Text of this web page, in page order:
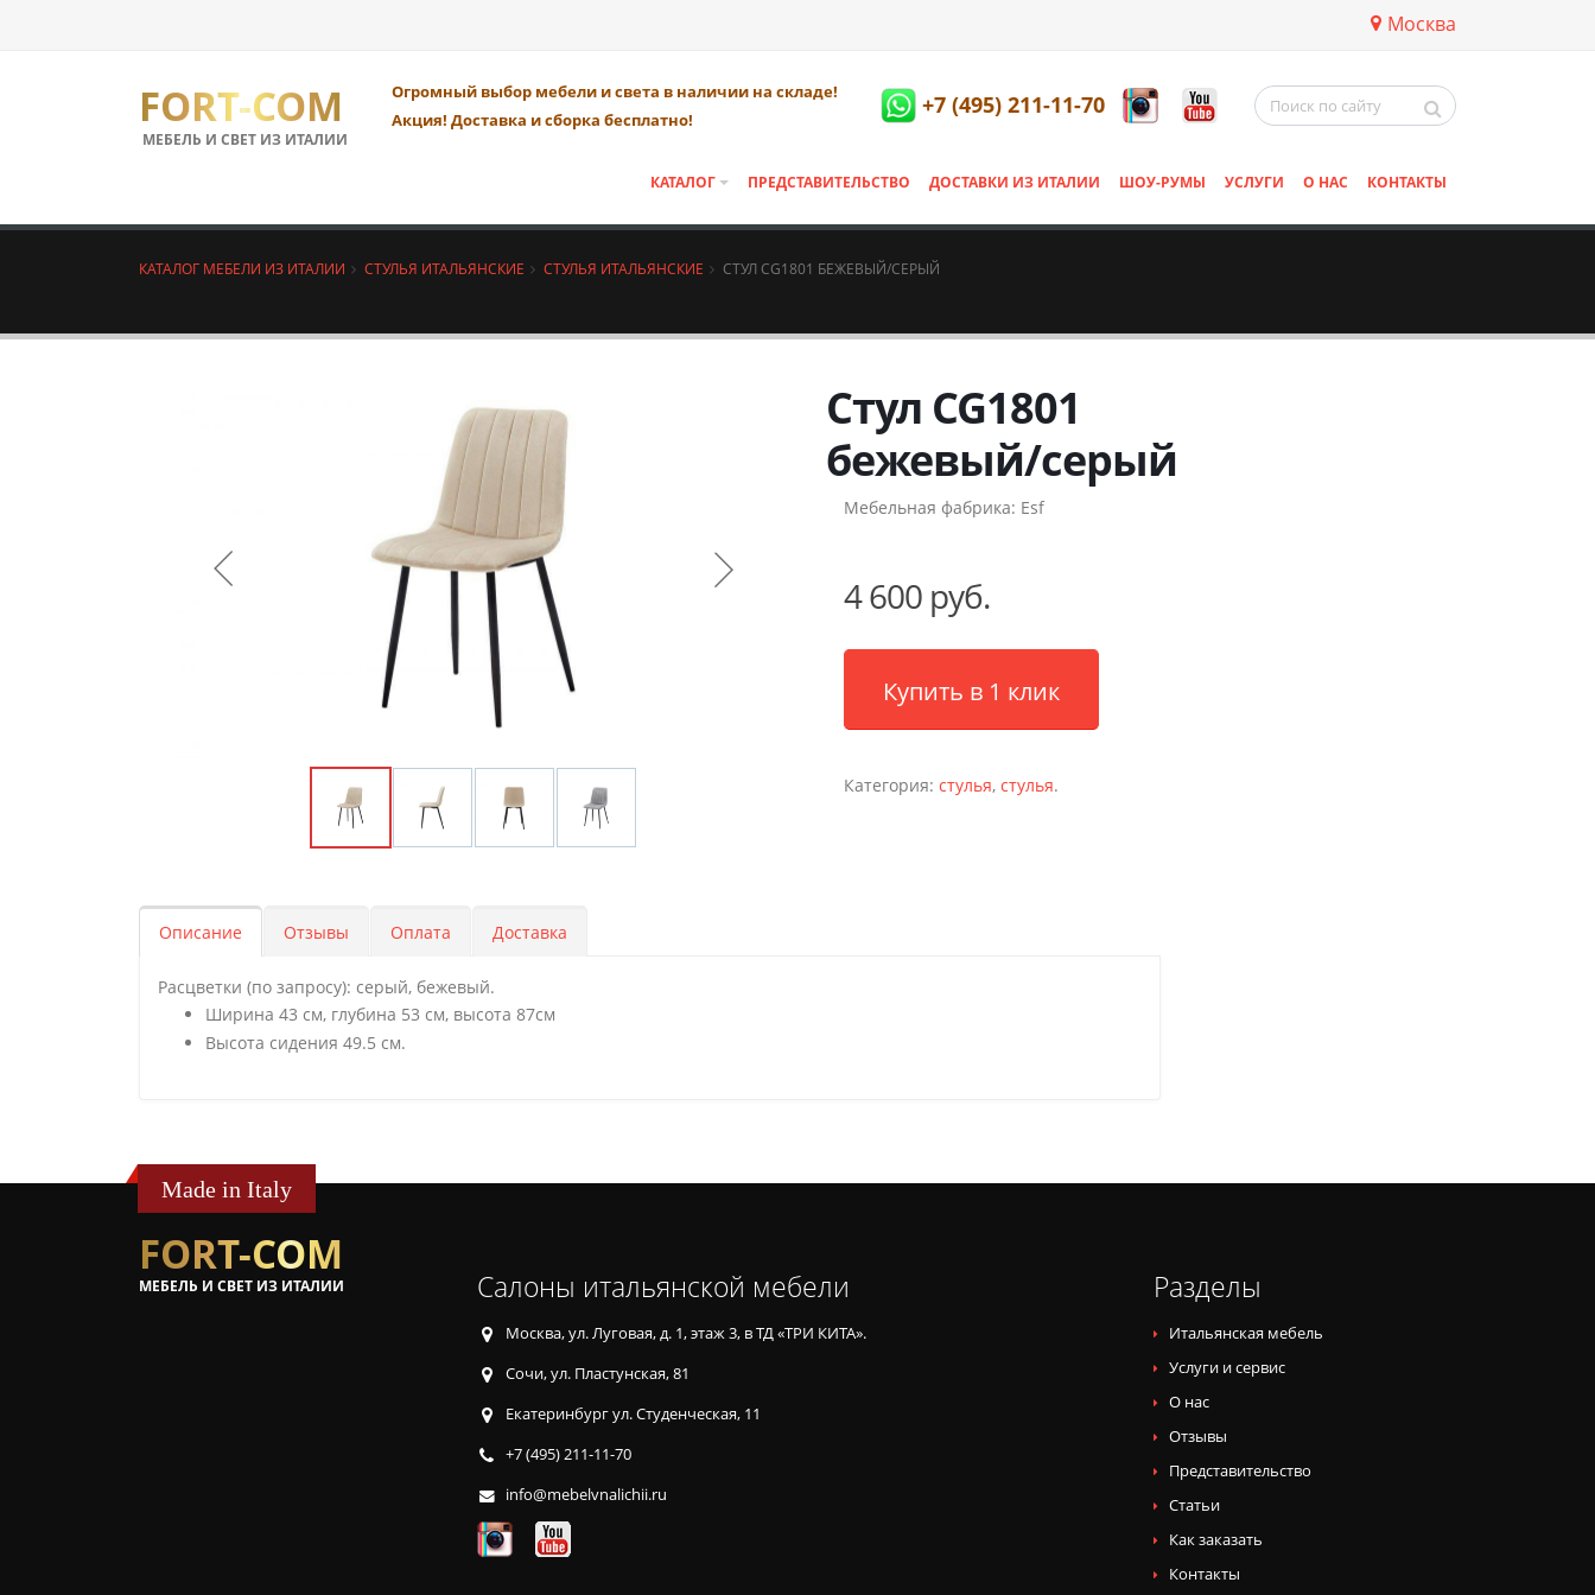
Москва
FORT-COM
МЕБЕЛЬ И СВЕТ ИЗ ИТАЛИИ
Огромный выбор мебели и света в наличии на складе!
Акция! Доставка и сборка бесплатно!
+7 (495) 211-11-70
КАТАЛОГ ПРЕДСТАВИТЕЛЬСТВО ДОСТАВКИ ИЗ ИТАЛИИ ШОУ-РУМЫ УСЛУГИ О НАС КОНТАКТЫ
КАТАЛОГ МЕБЕЛИ ИЗ ИТАЛИИ СТУЛЬЯ ИТАЛЬЯНСКИЕ СТУЛЬЯ ИТАЛЬЯНСКИЕ СТУЛ CG1801 БЕЖЕВЫЙ/СЕРЫЙ
Стул CG1801
бежевый/серый
Мебельная фабрика: Esf
4 600 руб.
Купить в 1 клик
Категория: стулья, стулья.
Описание Отзывы Оплата Доставка
Расцветки (по запросу): серый, бежевый.
Ширина 43 см, глубина 53 см, высота 87см
Высота сидения 49.5 см.
Made in Italy
FORT-COM
МЕБЕЛЬ И СВЕТ ИЗ ИТАЛИИ Салоны итальянской мебели
Москва, ул. Луговая, д. 1, этаж 3, в ТД «ТРИ КИТА».
Сочи, ул. Пластунская, 81
Екатеринбург ул. Студенческая, 11
+7 (495) 211-11-70
info@mebelvnalichii.ru
Разделы
Итальянская мебель
Услуги и сервис
О нас
Отзывы
Представительство
Статьи
Как заказать
Контакты